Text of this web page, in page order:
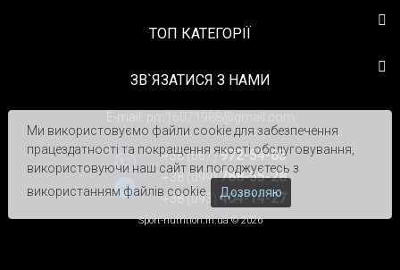
TOП КАТЕГОРІЇ
ЗВ`ЯЗАТИСЯ З НАМИ
E-mail: pm16071988@gmail.com
+38 (067)972-54-03
+38 (099)788-55-28
+38 (093) 404-14-27
Sport-nutrition.in.ua © 2026
Ми використовуємо файли cookie для забезпечення
працездатності та покращення якості обслуговування,
використовуючи наш сайт ви погоджуєтесь з
використанням файлів cookie.
Дозволяю